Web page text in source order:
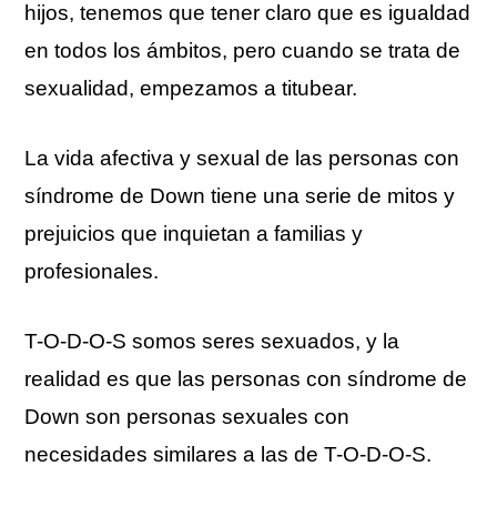
hijos, tenemos que tener claro que es igualdad
en todos los ámbitos, pero cuando se trata de
sexualidad, empezamos a titubear.
La vida afectiva y sexual de las personas con
síndrome de Down tiene una serie de mitos y
prejuicios que inquietan a familias y
profesionales.
T-O-D-O-S somos seres sexuados, y la
realidad es que las personas con síndrome de
Down son personas sexuales con
necesidades similares a las de T-O-D-O-S.